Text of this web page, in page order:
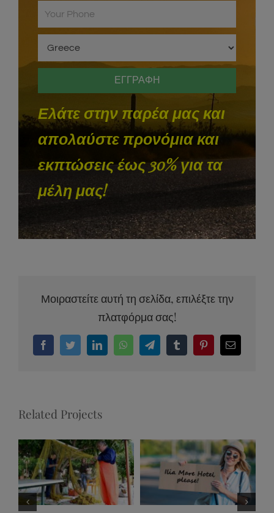
Ελάτε στην παρέα μας και
απολαύστε προνόμια και
εκπτώσεις έως 30% για τα
μέλη μας!
Μοιραστείτε αυτή τη σελίδα, επιλέξτε την
πλατφόρμα σας!
FacebookTwitterLinkedInWhatsAppTelegramTumblrPinterestEmail
Related Projects